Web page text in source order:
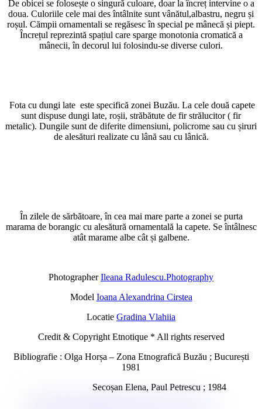
De obicei se folosește o singură culoare, doar la încreț intervine o a
doua. Culoriile cele mai des întâlnite sunt vânătul,albastru, negru și
roșul. Cămpii ornamentali se regăsesc în special pe mânecă și piept.
Încrețul reprezintă spațiul care sparge monotonia cromatică a
mânecii, în decorul lui folosindu-se diverse culori.
Fota cu dungi late este specifică zonei Buzău. La cele două capete
sunt dispuse dungi late, roșii, străbătute de fir strălucitor ( fir
metalic). Dungile sunt de diferite dimensiuni, policrome sau cu șiruri
de alesături realizate cu lână sau cu lânică.
În zilele de sărbătoare, în cea mai mare parte a zonei se purta
marama de borangic cu alesătură ornamentală la capete. Se întâlnesc
atât marame albe cât și galbene.
PhotographerIleana Radulescu.Photography
Model Ioana Alexandrina Cirstea
Locatie Gradina Vlahiia
Credit & Copyright Etnotique * All rights reserved
Bibliografie : Olga Horșa – Zona Etnografică Buzău ; București
1981
Secoșan Elena, Paul Petrescu ; 1984